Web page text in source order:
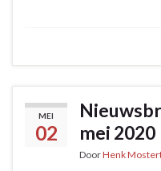
MEI
02
mei 2020
DoorHenk